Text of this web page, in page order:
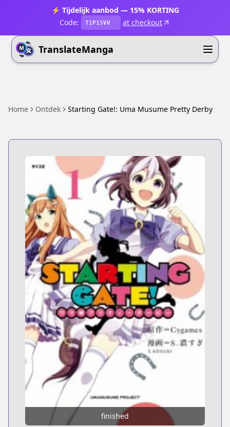
⚡ Tijdelijk aanbod — 15% KORTING
Code:
T1P15VV at checkout
TranslateManga
Home Ontdek Starting Gate!: Uma Musume Pretty Derby
finished